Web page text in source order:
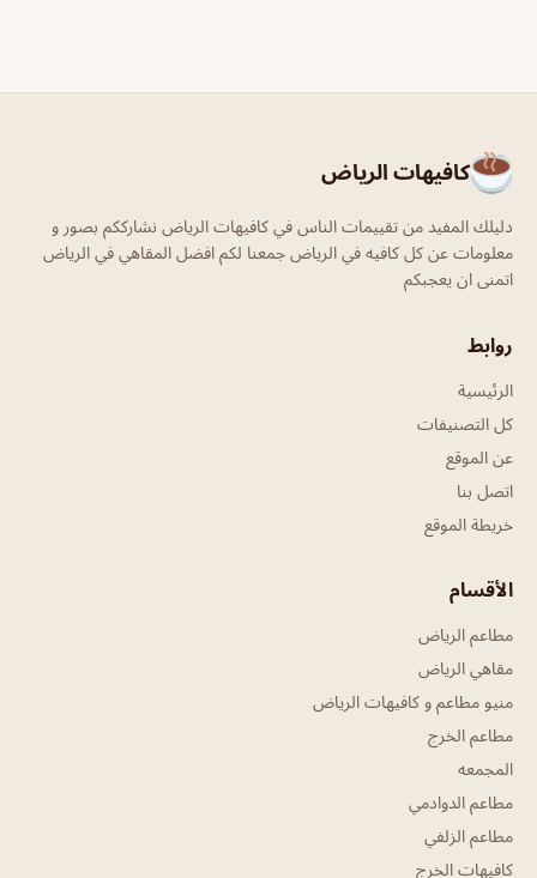
كافيهات الرياض
دليلك المفيد من تقييمات الناس في كافيهات الرياض نشارككم بصور و
معلومات عن كل كافيه في الرياض جمعنا لكم افضل المقاهي في الرياض
اتمنى ان يعجبكم
روابط
الرئيسية
كل التصنيفات
عن الموقع
اتصل بنا
خريطة الموقع
الأقسام
مطاعم الرياض
مقاهي الرياض
منيو مطاعم و كافيهات الرياض
مطاعم الخرج
المجمعه
مطاعم الدوادمي
مطاعم الزلفي
كافيهات الخرج